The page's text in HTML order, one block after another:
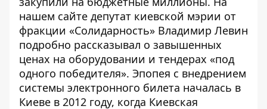
нашем сайте депутат киевской мэрии от
фракции «Солидарность» Владимир Левин
подробно рассказывал о завышенных
ценах на оборудовании и тендерах «под
одного победителя». Эпопея с внедрением
системы электронного билета началась в
Киеве в 2012 году, когда Киевская